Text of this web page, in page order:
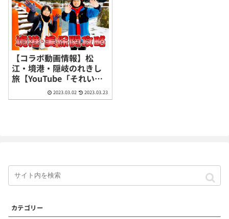
【コラボ動画情報】松
江・境港・隠岐のれきし
旅【YouTube「それい
け！れきしクンTV」】
2023.03.02 2023.03.23
カテゴリー